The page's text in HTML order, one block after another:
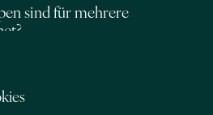
sind für mehrere